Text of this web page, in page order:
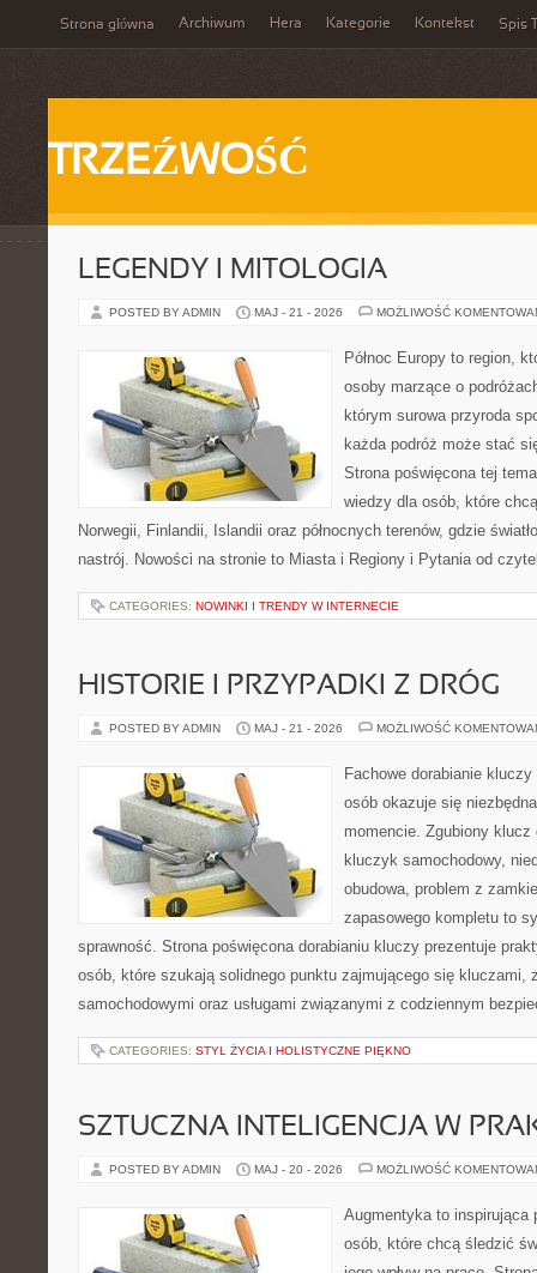
Strona główna Archiwum Hera Kategorie Kontekst Spis
TRZEŹWOŚĆ
LEGENDY I MITOLOGIA
POSTED BY ADMIN MAJ - 21 - 2026 MOŻLIWOŚĆ
Północ Europy to region,
osoby marzące o
którym surowa przyroda
każda podróż może stać
Strona poświęcona tej
wiedzy dla osób, które
Norwegii, Finlandii, Islandii oraz północnych terenów, gdzie
nastrój. Nowości na stronie to Miasta i Regiony i Pytania od
CATEGORIES: NOWINKI I TRENDY W INTERNECIE
HISTORIE I PRZYPADKI Z DRÓG
POSTED BY ADMIN MAJ - 21 - 2026 MOŻLIWOŚĆ
Fachowe dorabianie
osób okazuje się
momencie. Zgubiony
kluczyk samochodowy,
obudowa, problem z
zapasowego kompletu to
sprawność. Strona poświęcona dorabianiu kluczy prezentuje
osób, które szukają solidnego punktu zajmującego się kluczami,
samochodowymi oraz usługami związanymi z codziennym
CATEGORIES: STYL ŻYCIA I HOLISTYCZNE PIĘKNO
SZTUCZNA INTELIGENCJA W
POSTED BY ADMIN MAJ - 20 - 2026 MOŻLIWOŚĆ
Augmentyka to inspirująca
osób, które chcą śledzić